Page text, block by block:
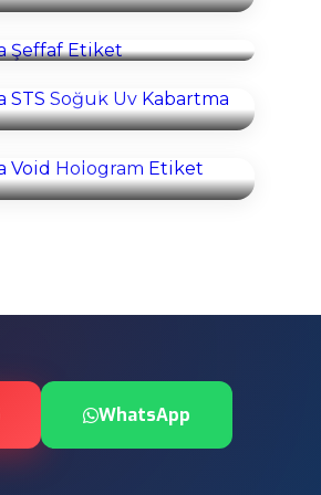
Baskı
İncele
Void Hologram Etiket
İncele
WhatsApp